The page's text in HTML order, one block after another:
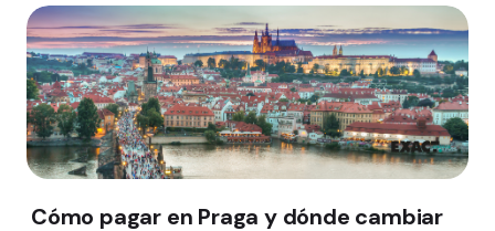
Cómo pagar en Praga y dónde cambiar